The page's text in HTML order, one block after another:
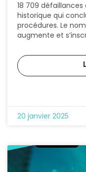
18 709
historique qui
procédures. Le
augmente et
20 janvier 2025